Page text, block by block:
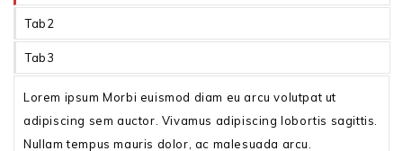
Tab2
Tab3
Lorem ipsum Morbi euismod diam eu arcu volutpat ut
adipiscing sem auctor. Vivamus adipiscing lobortis sagittis.
Nullam tempus mauris dolor, ac malesuada arcu.